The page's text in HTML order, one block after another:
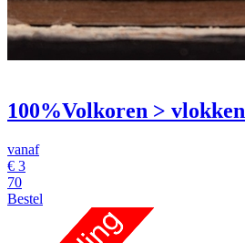
100%Volkoren > vlokken
vanaf
€ 3
70
Bestel